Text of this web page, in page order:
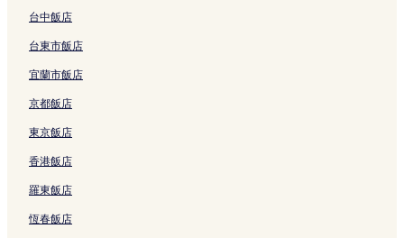
南城街道的平價飯店
南城街道的商務飯店
下油松的設有停車場的飯店
歡樂海岸附近的Spa 飯店
寶安的商務飯店
寶安的設有停車場的飯店
台中飯店
台東市飯店
宜蘭市飯店
京都飯店
東京飯店
香港飯店
羅東飯店
恆春飯店